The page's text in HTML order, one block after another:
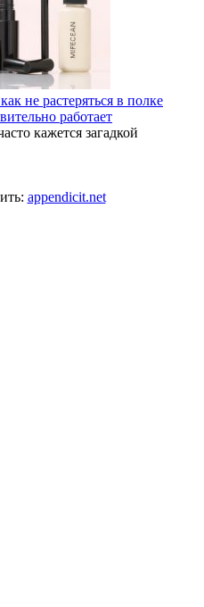
не растеряться в полке
работает
кажется загадкой
appendicit.net